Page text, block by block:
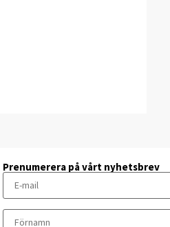
Prenumerera på vårt nyhetsbrev